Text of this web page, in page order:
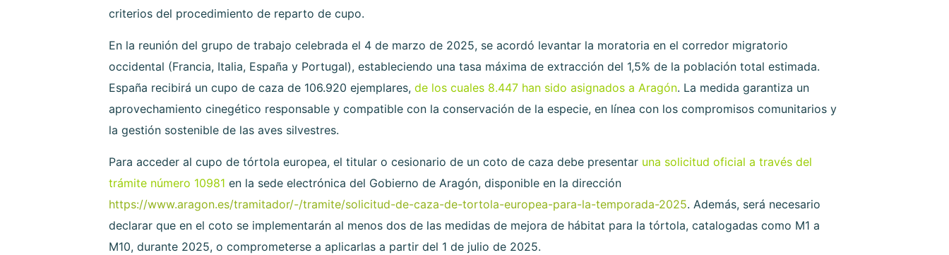
criterios del procedimiento de reparto de cupo.
En la reunión del grupo de trabajo celebrada el 4 de marzo de 2025, se acordó levantar la moratoria en el corredor migratorio
occidental (Francia, Italia, España y Portugal), estableciendo una tasa máxima de extracción del 1,5% de la población total estimada.
España recibirá un cupo de caza de 106.920 ejemplares, de los cuales 8.447 han sido asignados a Aragón. La medida garantiza un
aprovechamiento cinegético responsable y compatible con la conservación de la especie, en línea con los compromisos comunitarios y
la gestión sostenible de las aves silvestres.
Para acceder al cupo de tórtola europea, el titular o cesionario de un coto de caza debe presentar una solicitud oficial a través del
trámite número 10981 en la sede electrónica del Gobierno de Aragón, disponible en la dirección
https://www.aragon.es/tramitador/-/tramite/solicitud-de-caza-de-tortola-europea-para-la-temporada-2025. Además, será necesario
declarar que en el coto se implementarán al menos dos de las medidas de mejora de hábitat para la tórtola, catalogadas como M1 a
M10, durante 2025, o comprometerse a aplicarlas a partir del 1 de julio de 2025.